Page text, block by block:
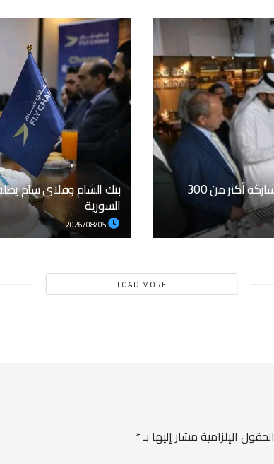
انطلاق “ثلاثية مشهداني الصناعية” بمشاركة أكثر من 300 بنك الشام وفلاي شام
السورية
LOAD MORE
الحقول الإلزامية مشار إليها بـ*